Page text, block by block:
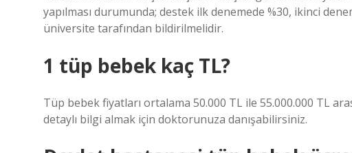
yapılması durumunda; destek ilk denemede %30, ikinci
üniversite tarafından bildirilmelidir.
1 tüp bebek kaç TL?
Tüp bebek fiyatları ortalama 50.000 TL ile 55.000.000 TL
detaylı bilgi almak için doktorunuza danışabilirsiniz.